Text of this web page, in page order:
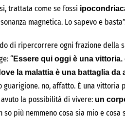
trattata come se fossi
magnetica. Lo sapevo e
di ripercorrere ogni frazione della
“Essere qui oggi è una
la malattia è una battaglia da
guarigione. no, affatto. È una vittoria
avuto la possibilità di vivere: un
so più nemmeno cosa sia mio e